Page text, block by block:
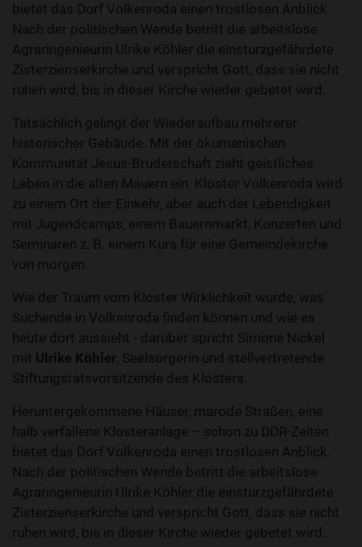
bietet das Dorf Volkenroda einen trostlosen Anblick.
Nach der politischen Wende betritt die arbeitslose
Agraringenieurin Ulrike Köhler die einsturzgefährdete
Zisterzienserkirche und verspricht Gott, dass sie nicht
ruhen wird, bis in dieser Kirche wieder gebetet wird.
Tatsächlich gelingt der Wiederaufbau mehrerer
historischer Gebäude. Mit der ökumenischen
Kommunität Jesus-Bruderschaft zieht geistliches
Leben in die alten Mauern ein. Kloster Volkenroda wird
zu einem Ort der Einkehr, aber auch der Lebendigkeit
mit Jugendcamps, einem Bauernmarkt, Konzerten und
Seminaren z. B. einem Kurs für eine Gemeindekirche
von morgen.
Wie der Traum vom Kloster Wirklichkeit wurde, was
Suchende in Volkenroda finden können und wie es
heute dort aussieht - darüber spricht Simone Nickel
mit Ulrike Köhler, Seelsorgerin und stellvertretende
Stiftungsratsvorsitzende des Klosters.
Heruntergekommene Häuser, marode Straßen, eine
halb verfallene Klosteranlage – schon zu DDR-Zeiten
bietet das Dorf Volkenroda einen trostlosen Anblick.
Nach der politischen Wende betritt die arbeitslose
Agraringenieurin Ulrike Köhler die einsturzgefährdete
Zisterzienserkirche und verspricht Gott, dass sie nicht
ruhen wird, bis in dieser Kirche wieder gebetet wird.